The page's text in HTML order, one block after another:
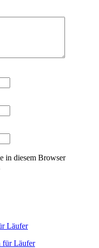
in diesem Browser
für Läufer